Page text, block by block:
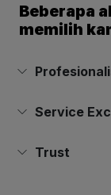
Beberapa
memilih
Service
Trust